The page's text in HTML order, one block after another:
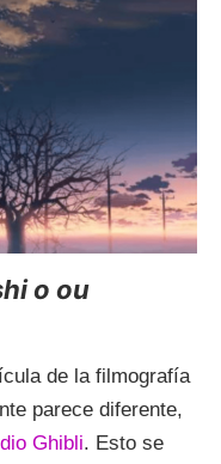
o ou
de la filmografía
parece diferente,
Ghibli. Esto se